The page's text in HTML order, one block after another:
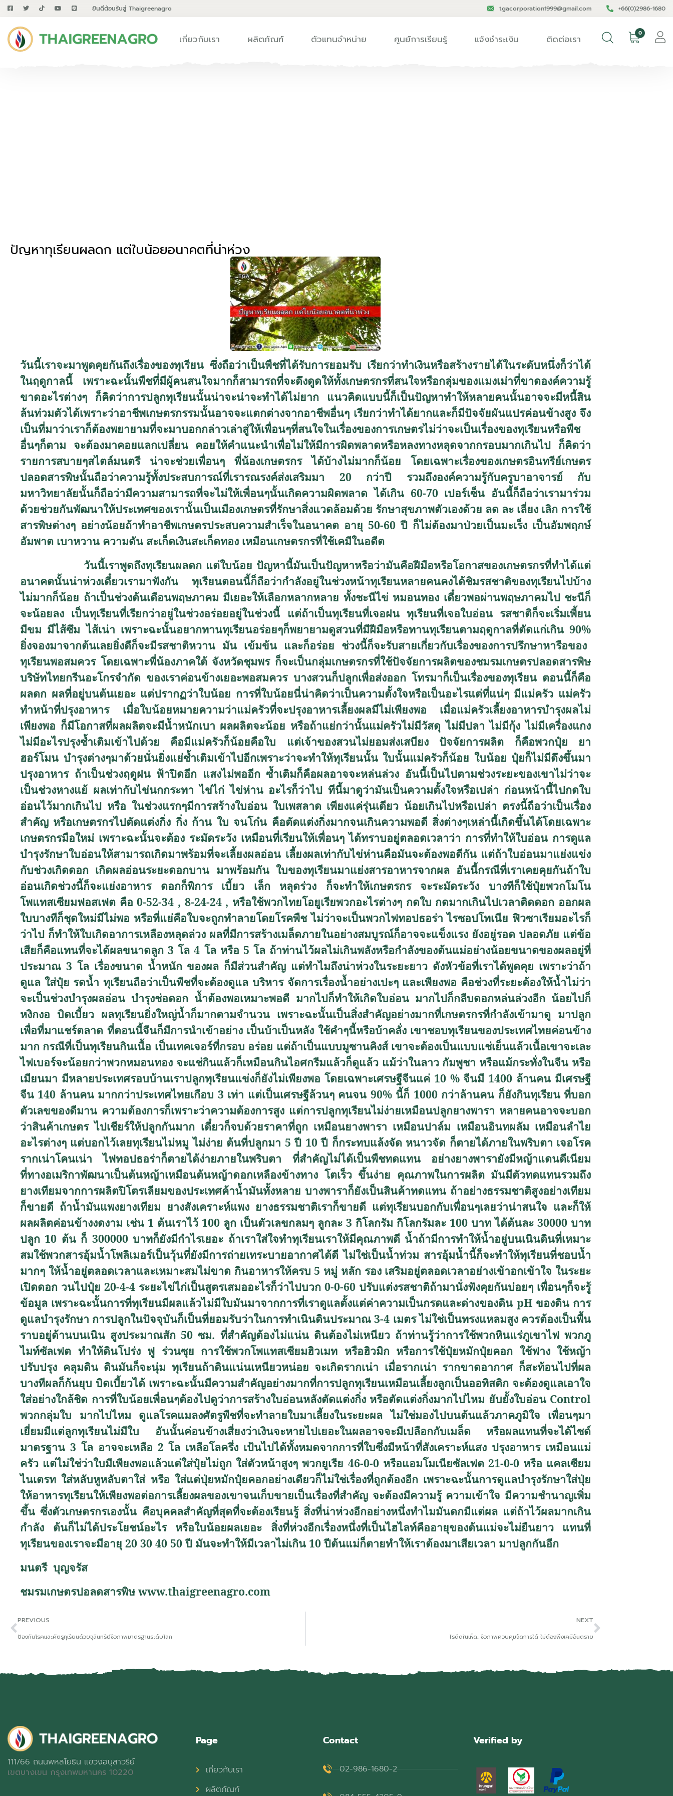
ยินดีต้อนรับสู่ Thaigreenagro tgacorporation1999@gmail.com +66(0)2986-1680
เกี่ยวกับเรา ผลิตภัณฑ์ ตัวแทนจำหน่าย ศูนย์การเรียนรู้ แจ้งชำระเงิน ติดต่อเรา 0
ปัญหาทุเรียนผลดก แต่ใบน้อยอนาคตที่น่าห่วง
วันนี้เราจะมาพูดคุยกันถึงเรื่องของทุเรียน ซึ่งถือว่าเป็นพืชที่ได้รับการยอมรับ เรียกว่าทำเงินหรือสร้างรายได้ในระดับหนึ่งก็ว่าได้
ในฤดูกาลนี้ เพราะฉะนั้นพืชที่มีผู้คนสนใจมากก็สามารถที่จะดึงดูดให้ทั้งเกษตรกรที่สนใจหรือกลุ่มของแมงเม่าที่ขาดองค์ความรู้
ขาดอะไรต่างๆ ก็คิดว่าการปลูกทุเรียนนั้นน่าจะน่าจะทำได้ไม่ยาก แนวคิดแบบนี้ก็เป็นปัญหาทำให้หลายคนนั้นอาจจะมีหนี้สิน
ล้นท่วมตัวได้เพราะว่าอาชีพเกษตรกรรมนั้นอาจจะแตกต่างจากอาชีพอื่นๆ เรียกว่าทำได้ยากและก็มีปัจจัยผันแปรค่อนข้างสูง จึง
เป็นที่มาว่าเราก็ต้องพยายามที่จะมาบอกกล่าวเล่าสู่ให้เพื่อนๆที่สนใจในเรื่องของการเกษตรไม่ว่าจะเป็นเรื่องของทุเรียนหรือพืช
อื่นๆก็ตาม จะต้องมาคอยแลกเปลี่ยน คอยให้คำแนะนำเพื่อไม่ให้มีการผิดพลาดหรือหลงทางหลุดจากกรอบมากเกินไป ก็คิดว่า
รายการสบายๆสไตล์มนตรี น่าจะช่วยเพื่อนๆ พี่น้องเกษตรกร ได้บ้างไม่มากก็น้อย โดยเฉพาะเรื่องของเกษตรอินทรีย์เกษตร
ปลอดสารพิษนั้นถือว่าความรู้ทั้งประสบการณ์ที่เรารณรงค์ส่งเสริมมา 20 กว่าปี รวมถึงองค์ความรู้กับครูบาอาจารย์ กับ
มหาวิทยาลัยนั้นก็ถือว่ามีความสามารถที่จะไม่ให้เพื่อนๆนั้นเกิดความผิดพลาด ได้เกิน 60-70 เปอร์เซ็น อันนี้ก็ถือว่าเรามาร่วม
ด้วยช่วยกันพัฒนาให้ประเทศของเรานั้นเป็นเมืองเกษตรที่รักษาสิ่งแวดล้อมด้วย รักษาสุขภาพตัวเองด้วย ลด ละ เลี่ยง เลิก การใช้
สารพิษต่างๆ อย่างน้อยถ้าทำอาชีพเกษตรประสบความสำเร็จในอนาคต อายุ 50-60 ปี ก็ไม่ต้องมาป่วยเป็นมะเร็ง เป็นอัมพฤกษ์
อัมพาต เบาหวาน ความดัน สะเก็ดเงินสะเก็ดทอง เหมือนเกษตรกรที่ใช้เคมีในอดีต
วันนี้เราพูดถึงทุเรียนผลดก แต่ใบน้อย ปัญหานี้มันเป็นปัญหาหรือว่ามันคือฝีมือหรือโอกาสของเกษตรกรที่ทำได้แต่
อนาคตนั้นน่าห่วงเดี๋ยวเรามาฟังกัน ทุเรียนตอนนี้ก็ถือว่ากำลังอยู่ในช่วงหน้าทุเรียนหลายคนคงได้ชิมรสชาติของทุเรียนไปบ้าง
ไม่มากก็น้อย ถ้าเป็นช่วงต้นเดือนพฤษภาคม มีเยอะให้เลือกหลากหลาย ทั้งชะนีไข่ หมอนทอง เดี๋ยวพอผ่านพฤษภาคมไป ชะนีก็
จะน้อยลง เป็นทุเรียนที่เรียกว่าอยู่ในช่วงอร่อยอยู่ในช่วงนี้ แต่ถ้าเป็นทุเรียนที่เจอฝน ทุเรียนที่เจอใบอ่อน รสชาติก็จะเริ่มเพี้ยน
มีขม มีไส้ซึม ไส้เน่า เพราะฉะนั้นอยากทานทุเรียนอร่อยๆก็พยายามดูสวนที่มีฝีมือหรือทานทุเรียนตามฤดูกาลที่ตัดแก่เกิน 90%
ยิ่งจองมาจากต้นเลยยิ่งดีก็จะมีรสชาติหวาน มัน เข้มข้น และก็อร่อย ช่วงนี้ก็จะรับสายเกี่ยวกับเรื่องของการปรึกษาหารือของ
ทุเรียนพอสมควร โดยเฉพาะพี่น้องภาคใต้ จังหวัดชุมพร ก็จะเป็นกลุ่มเกษตรกรที่ใช้ปัจจัยการผลิตของชมรมเกษตรปลอดสารพิษ
บริษัทไทยกรีนอะโกรจำกัด ของเราค่อนข้างเยอะพอสมควร บางสวนก็ปลูกเพื่อส่งออก โทรมาก็เป็นเรื่องของทุเรียน ตอนนี้ก็คือ
ผลดก ผลที่อยู่บนต้นเยอะ แต่ปรากฏว่าใบน้อย การที่ใบน้อยนี่น่าคิดว่าเป็นความตั้งใจหรือเป็นอะไรแต่ที่แน่ๆ มีแม่ครัว แม่ครัว
ทำหน้าที่ปรุงอาหาร เมื่อใบน้อยหมายความว่าแม่ครัวที่จะปรุงอาหารเลี้ยงผลมีไม่เพียงพอ เมื่อแม่ครัวเลี้ยงอาหารบำรุงผลไม่
เพียงพอ ก็มีโอกาสที่ผลผลิตจะมีน้ำหนักเบา ผลผลิตจะน้อย หรือถ้าแย่กว่านั้นแม่ครัวไม่มีวัสดุ ไม่มีปลา ไม่มีกุ้ง ไม่มีเครื่องแกง
ไม่มีอะไรปรุงซ้ำเติมเข้าไปด้วย คือมีแม่ครัวก็น้อยคือใบ แต่เจ้าของสวนไม่ยอมส่งเสบียง ปัจจัยการผลิต ก็คือพวกปุ๋ย ยา
ฮอร์โมน บำรุงต่างๆมาด้วยนั่นยิ่งแย่ซ้ำเติมเข้าไปอีกเพราะว่าจะทำให้ทุเรียนนั้น ใบนั้นแม่ครัวก็น้อย ใบน้อย ปุ๋ยก็ไม่มีดึงขึ้นมา
ปรุงอาหาร ถ้าเป็นช่วงฤดูฝน ฟ้าปิดอีก แสงไม่พออีก ซ้ำเติมก็คือผลอาจจะหล่นล่วง อันนี้เป็นไปตามช่วงระยะของเขาไม่ว่าจะ
เป็นช่วงหางแย้ ผลเท่ากับไข่นกกระทา ไข่ไก่ ไข่ห่าน อะไรก็ว่าไป ทีนี้มาดูว่ามันเป็นความตั้งใจหรือเปล่า ก่อนหน้านี้ไปกดใบ
อ่อนไว้มากเกินไป หรือ ในช่วงแรกๆมีการสร้างใบอ่อน ใบเพสลาด เพียงแค่รุ่นเดียว น้อยเกินไปหรือเปล่า ตรงนี้ถือว่าเป็นเรื่อง
สำคัญ หรือเกษตรกรไปตัดแต่งกิ่ง กิ่ง ก้าน ใบ จนโก๋น คือตัดแต่งกิ่งมากจนเกินความพอดี สิ่งต่างๆเหล่านี้เกิดขึ้นได้โดยเฉพาะ
เกษตรกรมือใหม่ เพราะฉะนั้นจะต้อง ระมัดระวัง เหมือนที่เรียนให้เพื่อนๆ ได้ทราบอยู่ตลอดเวลาว่า การที่ทำให้ใบอ่อน การดูแล
บำรุงรักษาใบอ่อนให้สามารถเกิดมาพร้อมที่จะเลี้ยงผลอ่อน เลี้ยงผลเท่ากับไข่ห่านคือมันจะต้องพอดีกัน แต่ถ้าใบอ่อนมาแย่งแข่ง
กับช่วงเกิดดอก เกิดผลอ่อนระยะดอกบาน มาพร้อมกัน ใบของทุเรียนมาแย่งสารอาหารจากผล อันนี้กรณีที่เราเคยคุยกันถ้าใบ
อ่อนเกิดช่วงนี้ก็จะแย่งอาหาร ดอกก็พิการ เบี้ยว เล็ก หลุดร่วง ก็จะทำให้เกษตรกร จะระมัดระวัง บางทีก็ใช้ปุ๋ยพวกโมโน
โพแทสเซียมฟอสเฟต คือ 0-52-34 , 8-24-24 , หรือใช้พวกไทยโอยูเรียพวกอะไรต่างๆ กดใบ กดมากเกินไปเวลาติดดอก ออกผล
ใบบางทีก็ชุดใหม่มีไม่พอ หรือที่แย่คือใบจะถูกทำลายโดยโรคพืช ไม่ว่าจะเป็นพวกไฟทอปธอร่า ไรซอปโทเนีย ฟิวซาเรียมอะไรก็
ว่าไป ก็ทำให้ใบเกิดอาการเหลืองหลุดล่วง ผลที่มีการสร้างเมล็ดภายในอย่างสมบูรณ์ก็อาจจะแข็งแรง ยังอยู่รอด ปลอดภัย แต่ข้อ
เสียก็คือแทนที่จะได้ผลขนาดลูก 3 โล 4 โล หรือ 5 โล ถ้าท่านไว้ผลไม่เกินพลังหรือกำลังของต้นแม่อย่างน้อยขนาดของผลอยู่ที่
ประมาณ 3 โล เรื่องขนาด น้ำหนัก ของผล ก็มีส่วนสำคัญ แต่ทำไมถึงน่าห่วงในระยะยาว ดังหัวข้อที่เราได้พูดคุย เพราะว่าถ้า
ดูแล ใส่ปุ๋ย รดน้ำ ทุเรียนถือว่าเป็นพืชที่จะต้องดูแล บริหาร จัดการเรื่องน้ำอย่างเปะๆ และเพียงพอ คือช่วงที่ระยะต้องให้น้ำไม่ว่า
จะเป็นช่วงบำรุงผลอ่อน บำรุงช่อดอก น้ำต้องพอเหมาะพอดี มากไปก็ทำให้เกิดใบอ่อน มากไปก็กลีบดอกหล่นล่วงอีก น้อยไปก็
หงิกงอ บิดเบี้ยว ผลทุเรียนยิ่งใหญ่น้ำก็มากตามจำนวน เพราะฉะนั้นเป็นสิ่งสำคัญอย่างมากที่เกษตรกรที่กำลังเข้ามาดู มาปลูก
เพื่อที่มาแชร์ตลาด ที่ตอนนี้จีนก็มีการนำเข้าอย่าง เป็นบ้าเป็นหลัง ใช้คำๆนี้หรือบ้าคลั่ง เขาชอบทุเรียนของประเทศไทยค่อนข้าง
มาก กรณีที่เป็นทุเรียนกินเนื้อ เป็นเทคเจอร์ที่กรอบ อร่อย แต่ถ้าเป็นแบบมูซานคิงส์ เขาจะต้องเป็นแบบแช่เย็นแล้วเนื้อเขาจะเละ
ไฟเบอร์จะน้อยกว่าพวกหมอนทอง จะแช่กินแล้วก็เหมือนกินไอศกรีมแล้วก็ดูแล้ว แม้ว่าในลาว กัมพูชา หรือแม้กระทั่งในจีน หรือ
เมียนมา มีหลายประเทศรอบบ้านเราปลูกทุเรียนแข่งก็ยังไม่เพียงพอ โดยเฉพาะเศรษฐีจีนแค่ 10 % จีนมี 1400 ล้านคน มีเศรษฐี
จีน 140 ล้านคน มากกว่าประเทศไทยเกือบ 3 เท่า แต่เป็นเศรษฐีล้วนๆ คนจน 90%นี้ก็ 1000 กว่าล้านคน ก็ยังกินทุเรียน ที่บอก
ตัวเลขของดีมาน ความต้องการก็เพราะว่าความต้องการสูง แต่การปลูกทุเรียนไม่ง่ายเหมือนปลูกยางพารา หลายคนอาจจะบอก
ว่าสินค้าเกษตร ไปเชียร์ให้ปลูกกันมาก เดี๋ยวก็จบด้วยราคาที่ถูก เหมือนยางพารา เหมือนปาล์ม เหมือนอินทผลัม เหมือนลำไย
อะไรต่างๆ แต่บอกไว้เลยทุเรียนไม่หมู ไม่ง่าย ต้นที่ปลูกมา 5 ปี 10 ปี ก็กระทบแล้งจัด หนาวจัด ก็ตายได้ภายในพริบตา เจอโรค
รากเน่าโคนเน่า ไฟทอปธอร่าก็ตายได้ง่ายภายในพริบตา ที่สำคัญไม่ได้เป็นพืชทดแทน อย่างยางพารายังมีหญ้าแดนดีเนียม
ที่ทางอเมริกาพัฒนาเป็นต้นหญ้าเหมือนต้นหญ้าดอกเหลืองข้างทาง โตเร็ว ขึ้นง่าย คุณภาพในการผลิต มันมีตัวทดแทนรวมถึง
ยางเทียมจากการผลิตปิโตรเลียมของประเทศค้าน้ำมันทั้งหลาย บางพาราก็ยังเป็นสินค้าทดแทน ถ้าอย่างธรรมชาติสูงอย่างเทียม
ก็ขายดี ถ้าน้ำมันแพงยางเทียม ยางสังเคราะห์แพง ยางธรรมชาติเราก็ขายดี แต่ทุเรียนบอกกับเพื่อนๆเลยว่าน่าสนใจ และก็ให้
ผลผลิตค่อนข้างงดงาม เช่น 1 ต้นเราไว้ 100 ลูก เป็นตัวเลขกลมๆ ลูกละ 3 กิโลกรัม กิโลกรัมละ 100 บาท ได้ต้นละ 30000 บาท
ปลูก 10 ต้น ก็ 300000 บาทก็ยังมีกำไรเยอะ ถ้าเราใส่ใจทำทุเรียนเราให้มีคุณภาพดี น้ำถ้ามีการทำให้น้ำอยู่บนเนินดินที่เหมาะ
สมใช้พวกสารอุ้มน้ำโพลิเมอร์เป็นวุ้นที่ยังมีการถ่ายเทระบายอากาศได้ดี ไม่ใช่เป็นน้ำท่วม สารอุ้มน้ำนี้ก็จะทำให้ทุเรียนที่ชอบน้ำ
มากๆ ให้น้ำอยู่ตลอดเวลาและเหมาะสมไม่ขาด กินอาหารให้ครบ 5 หมู่ หลัก รอง เสริมอยู่ตลอดเวลาอย่างเข้าอกเข้าใจ ในระยะ
เปิดดอก วนไปปุ๋ย 20-4-4 ระยะไข่ไก่เป็นสูตรเสมออะไรก็ว่าไปบวก 0-0-60 ปรับแต่งรสชาติถ้ามานั่งฟังคุยกันบ่อยๆ เพื่อนๆก็จะรู้
ข้อมูล เพราะฉะนั้นการที่ทุเรียนมีผลแล้วไม่มีใบมันมาจากการที่เราดูแลตั้งแต่ค่าความเป็นกรดและด่างของดิน pHของดิน การ
ดูแลบำรุงรักษา การปลูกในปัจจุบันก็เป็นที่ยอมรับว่าในการทำเนินดินประมาณ 3-4 เมตร ไม่ใช่เป็นทรงแหลมสูง ควรต้องเป็นพื้น
ราบอยู่ด้านบนเนิน สูงประมาณสัก 50 ซม. ที่สำคัญต้องไม่แน่น ดินต้องไม่เหนียว ถ้าท่านรู้ว่าการใช้พวกหินแร่ภูเขาไฟ พวกภู
ไมท์ซัลเฟต ทำให้ดินโปร่ง ฟู ร่วนซุย การใช้พวกโพแทสเซียมฮิวเมท หรือฮิวมิก หรือการใช้ปุ๋ยหมักปุ๋ยคอก ใช้ฟาง ใช้หญ้า
ปรับปรุง คลุมดิน ดินมันก็จะนุ่ม ทุเรียนถ้าดินแน่นเหนียวหน่อย จะเกิดรากเน่า เมื่อรากเน่า รากขาดอากาศ ก็สะท้อนไปที่ผล
บางทีผลก็ก้นยุบ บิดเบี้ยวได้ เพราะฉะนั้นมีความสำคัญอย่างมากที่การปลูกทุเรียนเหมือนเลี้ยงลูกเป็นออทิสติก จะต้องดูแลเอาใจ
ใส่อย่างใกล้ชิด การที่ใบน้อยเพื่อนๆต้องไปดูว่าการสร้างใบอ่อนหลังตัดแต่งกิ่ง หรือตัดแต่งกิ่งมากไปไหม ยับยั้งใบอ่อนControl
พวกกลุ่มใบ มากไปไหม ดูแลโรคแมลงศัตรูพืชที่จะทำลายใบมาเลี้ยงในระยะผล ไม่ใช่มองไปบนต้นแล้วภาคภูมิใจ เพื่อนๆมา
เยี่ยมมีแต่ลูกทุเรียนไม่มีใบ อันนั้นค่อนข้างเสี่ยงว่าเงินจะหายไปเยอะในผลอาจจะมีเปลือกกับเมล็ด หรือผลแทนที่จะได้ไซด์
มาตรฐาน 3 โล อาจจะเหลือ 2 โล เหลือโลครึ่ง เป้นไปได้ทั้งหมดจากการที่ใบซึ่งมีหน้าที่สังเคราะห์แสง ปรุงอาหาร เหมือนแม่
ครัว แต่ไม่ใช่ว่าใบมีเพียงพอแล้วแต่ใส่ปุ๋ยไม่ถูก ใส่ตัวหน้าสูงๆ พวกยูเรีย 46-0-0 หรือแอมโมเนียซัลเฟต 21-0-0 หรือ แคลเซียม
ไนเตรท ใส่หลับหูหลับตาใส่ หรือ ใส่แต่ปุ่ยหมักปุ๋ยคอกอย่างเดียวก็ไม่ใช่เรื่องที่ถูกต้องอีก เพราะฉะนั้นการดูแลบำรุงรักษาใส่ปุ่ย
ให้อาหารทุเรียนให้เพียงพอต่อการเลี้ยงผลของเขาจนเก็บขายเป็นเรื่องที่สำคัญ จะต้องมีความรู้ ความเข้าใจ มีความชำนาญเพิ่ม
ขึ้น ซึ่งตัวเกษตรกรเองนั้น คือบุคคลสำคัญที่สุดที่จะต้องเรียนรู้ สิ่งที่น่าห่วงอีกอย่างหนึ่งทำไมมันดกมีแต่ผล แต่ถ้าไว้ผลมากเกิน
กำลัง ต้นก็ไม่ได้ประโยชน์อะไร หรือใบน้อยผลเยอะ สิ่งที่ห่วงอีกเรื่องหนึ่งที่เป็นไฮไลท์คืออายุของต้นแม่จะไม่ยืนยาว แทนที่
ทุเรียนของเราจะมีอายุ 20 30 40 50 ปี มันจะทำให้มีเวลาไม่เกิน 10 ปีต้นแม่ก็ตายทำให้เราต้องมาเสียเวลา มาปลูกกันอีก
มนตรี บุญจรัส
ชมรมเกษตรปอลดสารพิษ www.thaigreenagro.com
PREVIOUS
ป้องกันโรคและศัตรูทุเรียนด้วยจุลินทรีย์ชีวภาพมาตรฐานระดับโลก
NEXT
ไรดีดในเห็ด…ชีวภาพควบคุมจัดการได้ ไม่ต้องพึ่งเคมีอันตราย
111/66 ถนนพหลโยธิน แขวงอนุสาวรีย์
เขตบางเขน กรุงเทพมหานคร 10220
Page
เกี่ยวกับเรา
ผลิตภัณฑ์
Contact
02-986-1680-2
Verified by